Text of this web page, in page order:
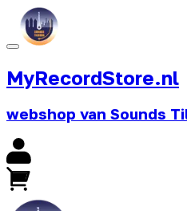
MyRecordStore.nl
webshop van Sounds